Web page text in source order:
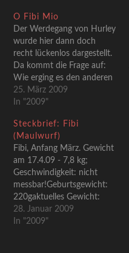
O Fibi Mio
Der Werdegang von Hurley
wurde hier dann doch
recht lückenlos dargestellt.
Da kommt die Frage auf:
Wie erging es den anderen
beiden bis jetzt? Wie
bekam ihnen ihr erster
Da nicht nur ich, sondern
auch Mio und Fibi heute im
alten Aufzuchtheim zu Gast
waren, kam…
25. März 2009
In "2009"
Steckbrief: Fibi
(Maulwurf)
Fibi, Anfang März. Gewicht
am 17.4.09 - 7,8 kg;
Geschwindigkeit: nicht
messbar!Geburtsgewicht:
220gaktuelles Gewicht:
1510g 1600g 1630g 1680g
1740g 1820g 1840g 1930g
28. Januar 2009
In "2009"